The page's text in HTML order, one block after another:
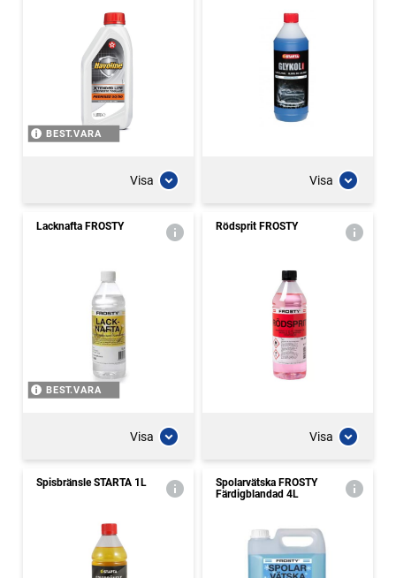
BEST.VARA
Visa Visa
Lacknafta FROSTY
BEST.VARA
Visa
Rödsprit FROSTY
Visa
Spisbränsle STARTA 1L
Spolarvätska FROSTY
Färdigblandad 4L